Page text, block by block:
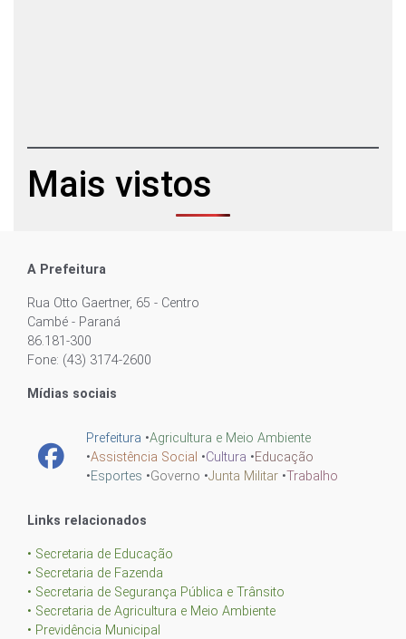
Mais vistos
A Prefeitura
Rua Otto Gaertner, 65 - Centro
Cambé - Paraná
86.181-300
Fone: (43) 3174-2600
Mídias sociais
Prefeitura •Agricultura e Meio Ambiente
•Assistência Social •Cultura •Educação
•Esportes •Governo •Junta Militar •Trabalho
Links relacionados
• Secretaria de Educação
• Secretaria de Fazenda
• Secretaria de Segurança Pública e Trânsito
• Secretaria de Agricultura e Meio Ambiente
• Previdência Municipal